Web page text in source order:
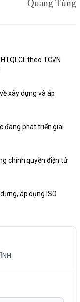
Quang Tùng
theo TCVN
xây dựng và áp
đang phát triển giai
chính quyền điện tử
áp dụng ISO